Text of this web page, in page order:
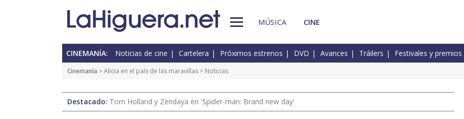
MÚSICA CINE
CINEMANÍA: Noticias de cine Cartelera Próximos estrenos DVD Avances Tráilers Festivales y premios
Cinemanía >Alicia en el país de las maravillas > Noticias
Destacado: Tom Holland y Zendaya en 'Spider-man: Brand new day'